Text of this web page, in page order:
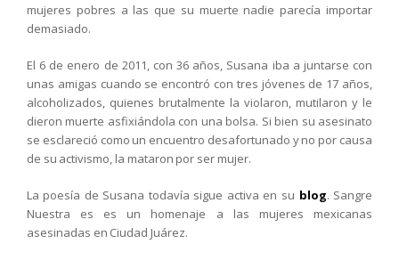
mujeres pobres a las que su muerte nadie parecía importar
demasiado.
El 6 de enero de 2011, con 36 años, Susana iba a juntarse con
unas amigas cuando se encontró con tres jóvenes de 17 años,
alcoholizados, quienes brutalmente la violaron, mutilaron y le
dieron muerte asfixiándola con una bolsa. Si bien su asesinato
se esclareció como un encuentro desafortunado y no por causa
de su activismo, la mataron por ser mujer.
La poesía de Susana todavía sigue activa en su blog. Sangre
Nuestra es es un homenaje a las mujeres mexicanas
asesinadas en Ciudad Juárez.